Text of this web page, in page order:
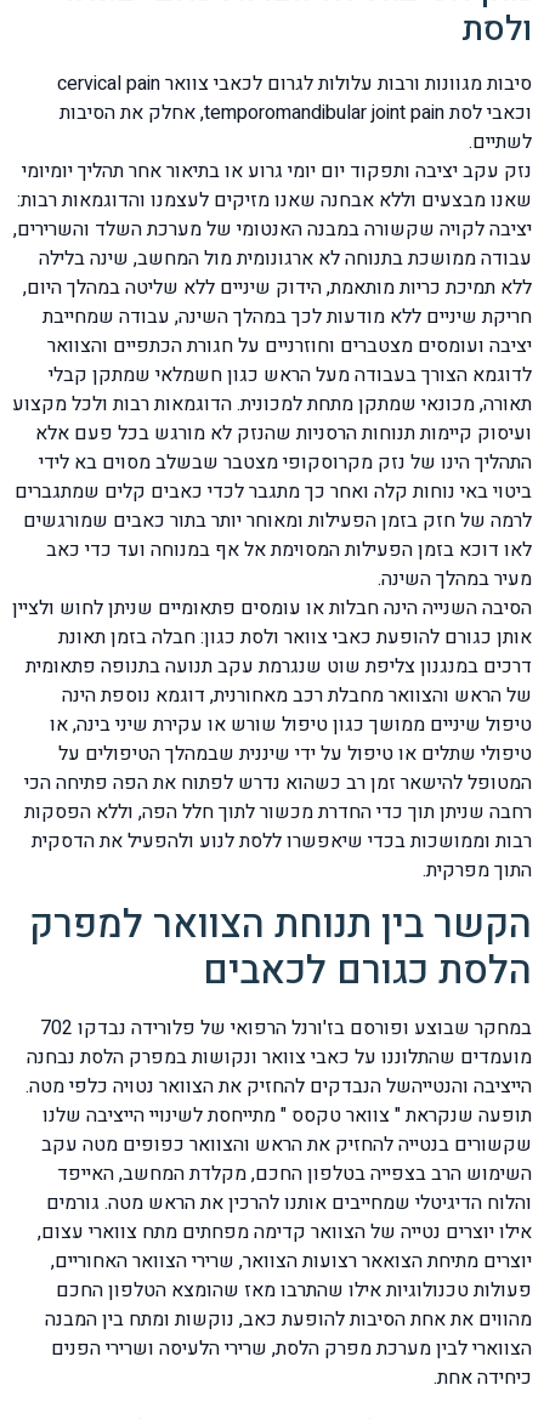
ולסת
סיבות מגוונות ורבות עלולות לגרום לכאבי צוואר cervical pain
וכאבי לסת temporomandibular joint pain, אחלק את הסיבות
לשתיים.
נזק עקב יציבה ותפקוד יום יומי גרוע או בתיאור אחר תהליך יומיומי
שאנו מבצעים וללא אבחנה שאנו מזיקים לעצמנו והדוגמאות רבות:
יציבה לקויה שקשורה במבנה האנטומי של מערכת השלד והשרירים,
עבודה ממושכת בתנוחה לא ארגונומית מול המחשב, שינה בלילה
ללא תמיכת כריות מותאמת, הידוק שיניים ללא שליטה במהלך היום,
חריקת שיניים ללא מודעות לכך במהלך השינה, עבודה שמחייבת
יציבה ועומסים מצטברים וחוזרניים על חגורת הכתפיים והצוואר
לדוגמא הצורך בעבודה מעל הראש כגון חשמלאי שמתקן קבלי
תאורה, מכונאי שמתקן מתחת למכונית. הדוגמאות רבות ולכל מקצוע
ועיסוק קיימות תנוחות הרסניות שהנזק לא מורגש בכל פעם אלא
התהליך הינו של נזק מקרוסקופי מצטבר שבשלב מסוים בא לידי
ביטוי באי נוחות קלה ואחר כך מתגבר לכדי כאבים קלים שמתגברים
לרמה של חזק בזמן הפעילות ומאוחר יותר בתור כאבים שמורגשים
לאו דוכא בזמן הפעילות המסוימת אל אף במנוחה ועד כדי כאב
מעיר במהלך השינה.
הסיבה השנייה הינה חבלות או עומסים פתאומיים שניתן לחוש ולציין
אותן כגורם להופעת כאבי צוואר ולסת כגון: חבלה בזמן תאונת
דרכים במנגנון צליפת שוט שנגרמת עקב תנועה בתנופה פתאומית
של הראש והצוואר מחבלת רכב מאחורנית, דוגמא נוספת הינה
טיפול שיניים ממושך כגון טיפול שורש או עקירת שיני בינה, או
טיפולי שתלים או טיפול על ידי שיננית שבמהלך הטיפולים על
המטופל להישאר זמן רב כשהוא נדרש לפתוח את הפה פתיחה הכי
רחבה שניתן תוך כדי החדרת מכשור לתוך חלל הפה, וללא הפסקות
רבות וממושכות בכדי שיאפשרו ללסת לנוע ולהפעיל את הדסקית
התוך מפרקית.
הקשר בין תנוחת הצוואר למפרק
הלסת כגורם לכאבים
במחקר שבוצע ופורסם בז'ורנל הרפואי של פלורידה נבדקו 702
מועמדים שהתלוננו על כאבי צוואר ונקושות במפרק הלסת נבחנה
הייציבה והנטייהשל הנבדקים להחזיק את הצוואר נטויה כלפי מטה.
תופעה שנקראת " צוואר טקסס " מתייחסת לשינויי הייציבה שלנו
שקשורים בנטייה להחזיק את הראש והצוואר כפופים מטה עקב
השימוש הרב בצפייה בטלפון החכם, מקלדת המחשב, האייפד
והלוח הדיגיטלי שמחייבים אותנו להרכין את הראש מטה. גורמים
אילו יוצרים נטייה של הצוואר קדימה מפחתים מתח צווארי עצום,
יוצרים מתיחת הצואאר רצועות הצוואר, שרירי הצוואר האחוריים,
פעולות טכנולוגיות אילו שהתרבו מאז שהומצא הטלפון החכם
מהווים את אחת הסיבות להופעת כאב, נוקשות ומתח בין המבנה
הצווארי לבין מערכת מפרק הלסת, שרירי הלעיסה ושרירי הפנים
כיחידה אחת.